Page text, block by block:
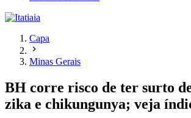
Capa
Minas Gerais
BH corre risco de ter surto
zika e chikungunya; veja